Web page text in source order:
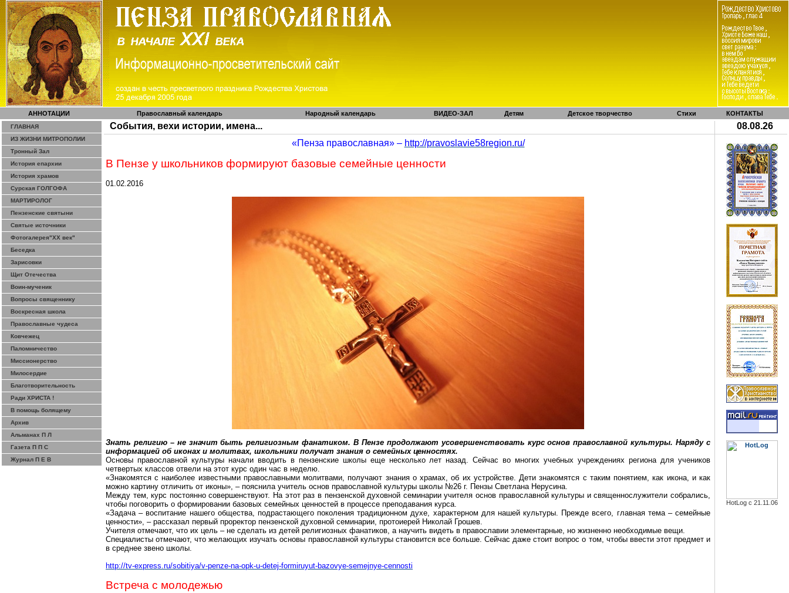
АННОТАЦИИ Православный календарь Народный календарь ВИДЕО-ЗАЛ Детям Детское творчество Стихи КОНТАКТЫ
ГЛАВНАЯ
ИЗ ЖИЗНИ МИТРОПОЛИИ
Тронный Зал
История епархии
История храмов
Сурская ГОЛГОФА
МАРТИРОЛОГ
Пензенские святыни
Святые источники
Фотогалерея"ХХ век"
Беседка
Зарисовки
Щит Отечества
Воин-мученик
Вопросы священнику
Воскресная школа
Православные чудеса
Ковчежец
Паломничество
Миссионерство
Милосердие
Благотворительность
Ради ХРИСТА !
В помощь болящему
Архив
Альманах П Л
Газета П П С
Журнал П Е В
События, вехи истории, имена...
08.08.26
«Пенза православная» – http://pravoslavie58region.ru/
В Пензе у школьников формируют базовые семейные ценности
01.02.2016
Знать религию – не значит быть религиозным фанатиком. В Пензе продолжают усовершенствовать курс основ православной культуры. Наряду с
информацией об иконах и молитвах, школьники получат знания о семейных ценностях.
Основы православной культуры начали вводить в пензенские школы еще несколько лет назад. Сейчас во многих учебных учреждениях региона для учеников
четвертых классов отвели на этот курс один час в неделю.
«Знакомятся с наиболее известными православными молитвами, получают знания о храмах, об их устройстве. Дети знакомятся с таким понятием, как икона, и как
можно картину отличить от иконы», – пояснила учитель основ православной культуры школы №26 г. Пензы Светлана Нерусина.
Между тем, курс постоянно совершенствуют. На этот раз в пензенской духовной семинарии учителя основ православной культуры и священнослужители собрались,
чтобы поговорить о формировании базовых семейных ценностей в процессе преподавания курса.
«Задача – воспитание нашего общества, подрастающего поколения традиционномдухе, характерном для нашей культуры. Прежде всего, главная тема – семейные
ценности», – рассказал первый проректор пензенской духовной семинарии, протоиерей Николай Грошев.
Учителя отмечают, что их цель – не сделать из детей религиозных фанатиков, а научить видеть в православии элементарные, но жизненно необходимые вещи.
Специалисты отмечают, что желающих изучать основы православной культуры становится все больше. Сейчас даже стоит вопрос о том, чтобы ввести этот предмет и
в среднее звено школы.
http://tv-express.ru/sobitiya/v-penze-na-opk-u-detej-formiruyut-bazovye-semejnye-cennosti
Встреча с молодежью
HotLog с 21.11.06